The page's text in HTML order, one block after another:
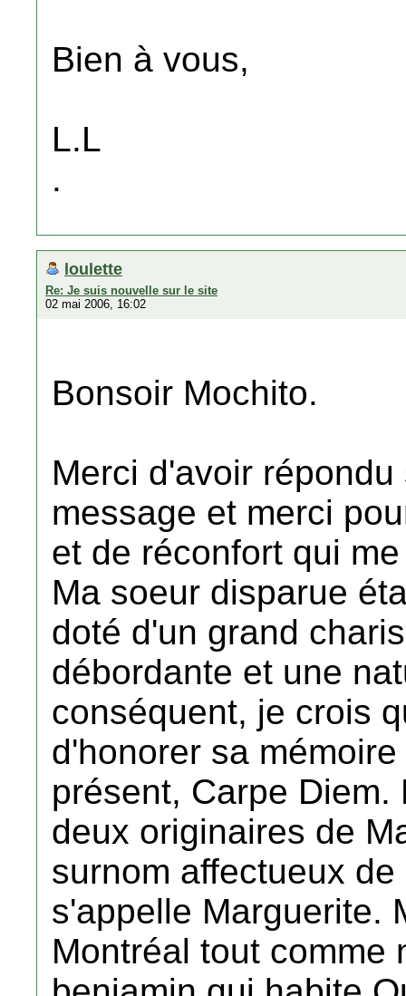
Bien à vous,
L.L
.
loulette
Re: Je suis nouvelle sur le site
02 mai 2006, 16:02
Bonsoir Mochito.
Merci d'avoir
message et merci
et de réconfort qui
Ma soeur disparue
doté d'un grand
débordante et une
conséquent, je crois
d'honorer sa
présent, Carpe
deux originaires de
surnom affectueux
s'appelle Marguerite.
Montréal tout comme